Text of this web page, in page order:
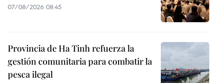
07/08/2026 08:45
Provincia de Ha Tinh refuerza la
gestión comunitaria para combatir la
pesca ilegal